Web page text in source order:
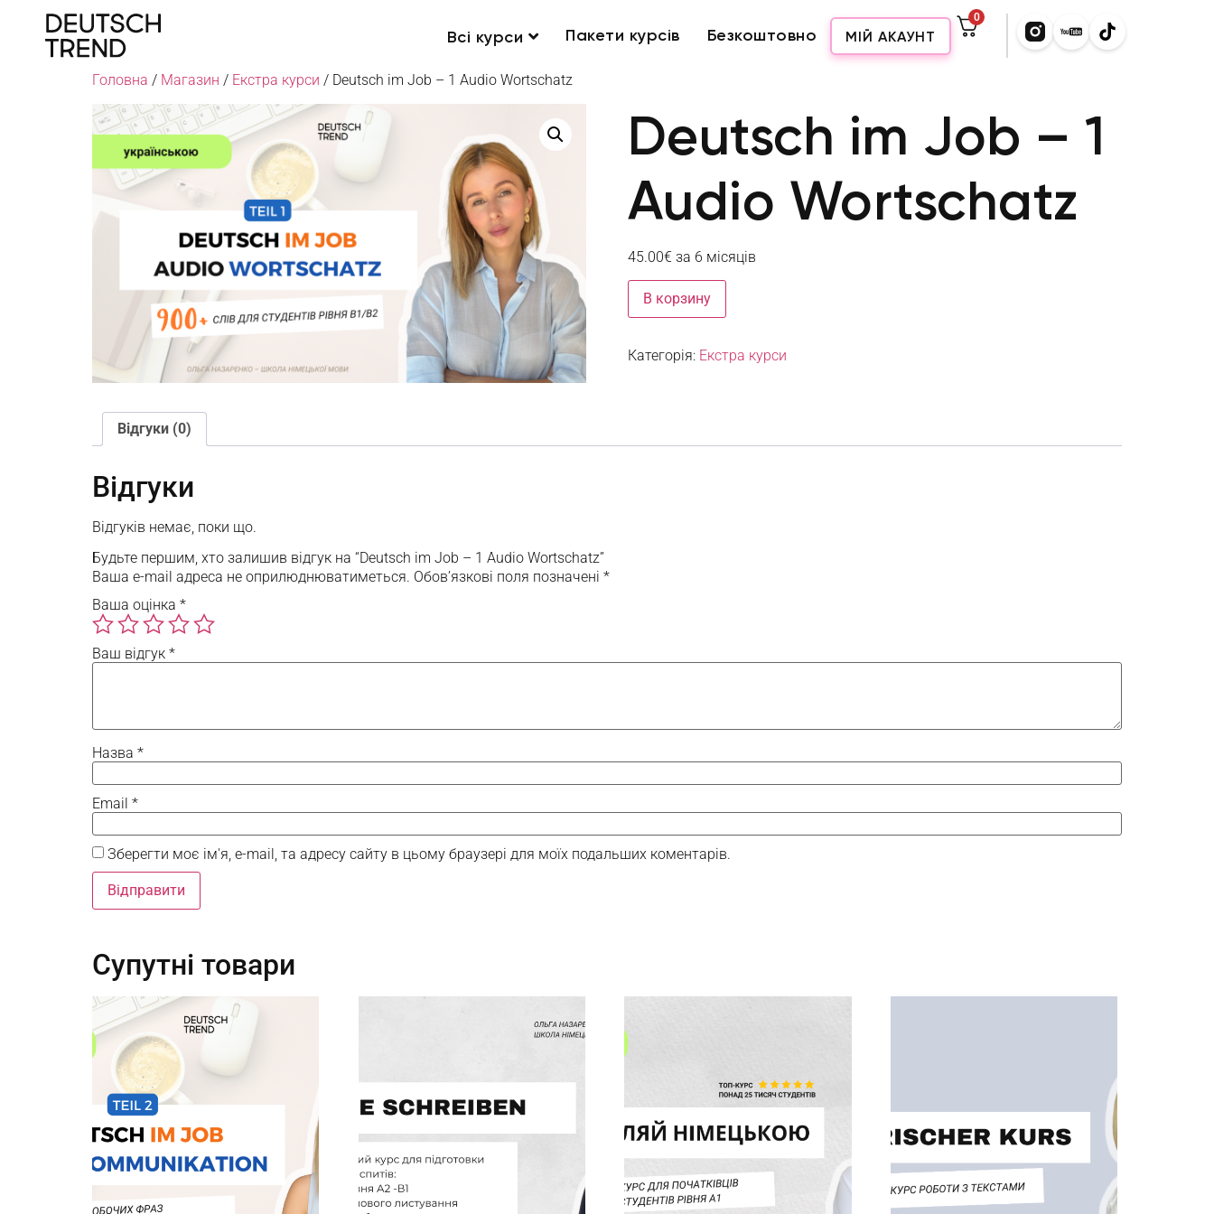
Всі курси Пакети курсів Безкоштовно МІЙ АКАУНТ
0
Головна / Магазин / Екстра курси / Deutsch im Job – 1 Audio Wortschatz
Deutsch im Job – 1
Audio Wortschatz
45.00€ за 6 місяців
В корзину
Категорія: Екстра курси
Відгуки (0)
Відгуки
Відгуків немає, поки що.
Будьте першим, хто залишив відгук на “Deutsch im Job – 1 Audio Wortschatz”
Ваша e-mail адреса не оприлюднюватиметься. Обов’язкові поля позначені *
Ваша оцінка *
Ваш відгук *
Назва *
Email *
Зберегти моє ім'я, e-mail, та адресу сайту в цьому браузері для моїх подальших коментарів.
Супутні товари